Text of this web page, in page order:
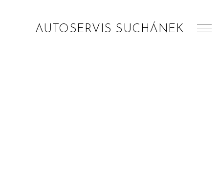
AUTOSERVIS SUCHÁNEK